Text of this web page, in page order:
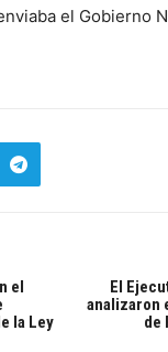
el Gobierno
el
la Ley
El
analizaron
de